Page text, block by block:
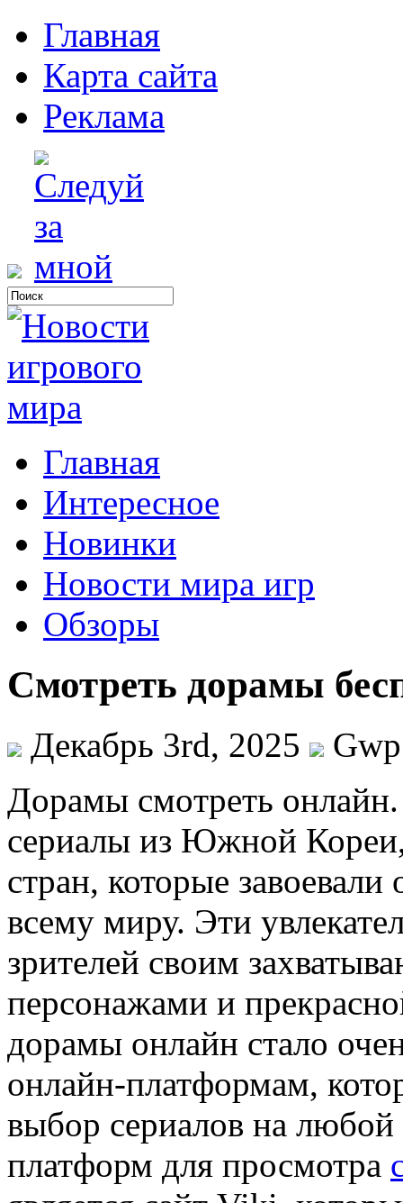
Главная
Карта сайта
Реклама
Главная
Интересное
Новинки
Новости мира игр
Обзоры
Смотреть дорамы
Декабрь 3rd, 2025
Gwp
Дoрaмы смoтрeть
сериалы из Южной
стран, которые
всему миру. Эти
зрителей своим
персонажами и
дорамы онлайн стало
онлайн-платформам,
выбор сериалов на
платформ для просмотра